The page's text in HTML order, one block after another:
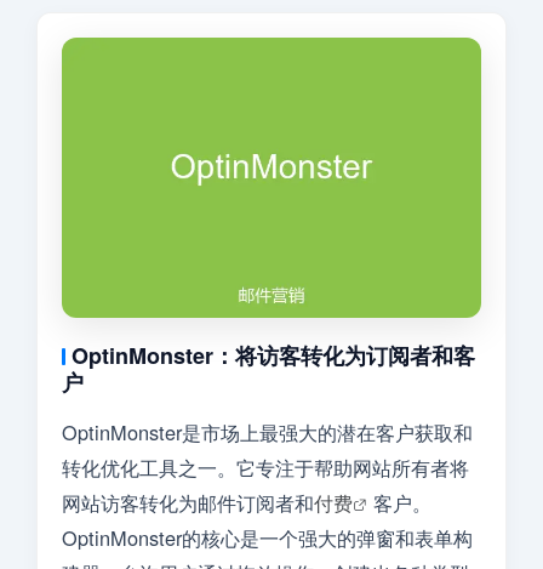
OptinMonster：将访客转化为订阅者和客
户
OptinMonster是市场上最强大的潜在客户获取和
转化优化工具之一。它专注于帮助网站所有者将
网站访客转化为邮件订阅者和付费
客户。
OptinMonster的核心是一个强大的弹窗和表单构